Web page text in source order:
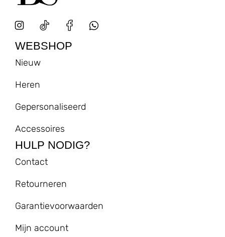
WEBSHOP
Nieuw
Heren
Gepersonaliseerd
Accessoires
HULP NODIG?
Contact
Retourneren
Garantievoorwaarden
Mijn account
Klein
Middel (3)
Vorm
Rechthoekig